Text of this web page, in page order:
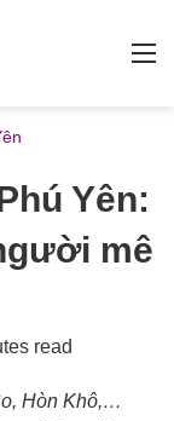
Yên:
mê
read
Hòn Khô,…